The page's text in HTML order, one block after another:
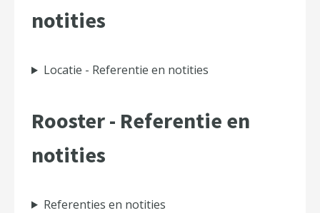
notities
Locatie - Referentie en notities
Rooster - Referentie en
notities
Referenties en notities